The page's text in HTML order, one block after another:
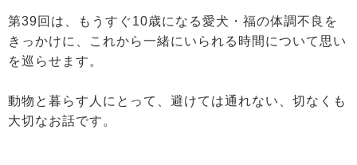
第39回は、もうすぐ10歳になる愛犬・福の体調不良を
きっかけに、これから一緒にいられる時間について思い
を巡らせます。
動物と暮らす人にとって、避けては通れない、切なくも
大切なお話です。